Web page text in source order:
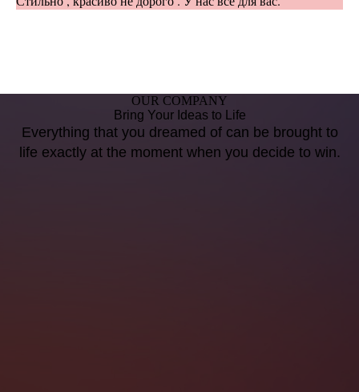
OUR COMPANY
Bring Your Ideas to Life
Everything that you dreamed of can be brought to
life exactly at the moment when you decide to win.